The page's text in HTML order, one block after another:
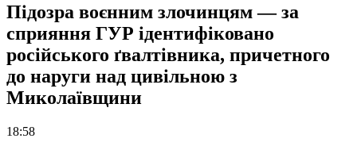
Підозра воєнним злочинцям — за
сприяння ГУР ідентифіковано
російського ґвалтівника, причетного
до наруги над цивільною з
Миколаївщини
18:58